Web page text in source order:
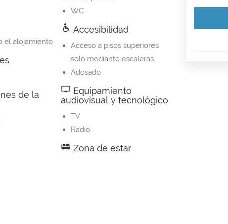
el alojamiento
de la
WC
Accesibilidad
Acceso a pisos superiores
solo mediante escaleras
Adosado
Equipamiento
audiovisual y tecnológico
TV
Radio
Zona de estar